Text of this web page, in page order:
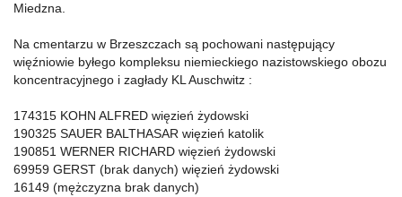
Miedzna.
Na cmentarzu w Brzeszczach są pochowani następujący
więźniowie byłego kompleksu niemieckiego nazistowskiego obozu
koncentracyjnego i zagłady KL Auschwitz :
174315 KOHN ALFRED więzień żydowski
190325 SAUER BALTHASAR więzień katolik
190851 WERNER RICHARD więzień żydowski
69959 GERST (brak danych) więzień żydowski
16149 (mężczyzna brak danych)